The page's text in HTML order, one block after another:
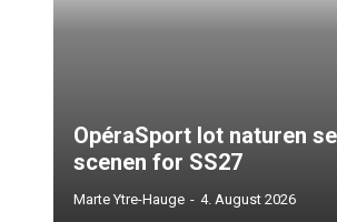
OpéraSport lot naturen
scenen for SS27
Marte Ytre-Hauge - 4. August 2026